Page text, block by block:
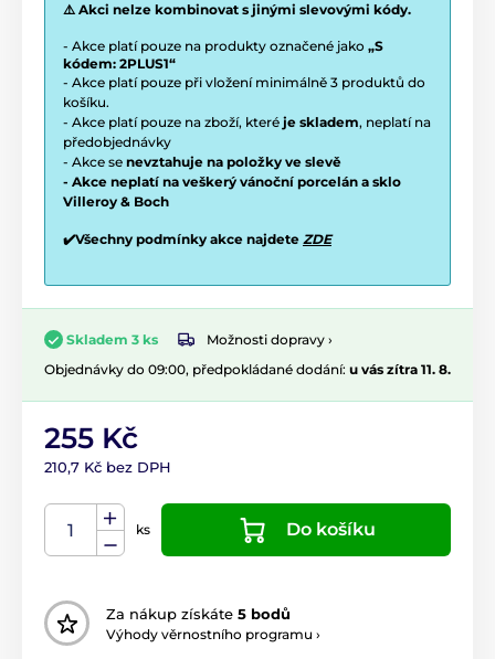
⚠️ Akci nelze kombinovat s jinými slevovými kódy.
- Akce platí pouze na produkty označené jako „S
kódem: 2PLUS1“
- Akce platí pouze při vložení minimálně 3 produktů do
košíku.
- Akce platí pouze na zboží, které je skladem, neplatí na
předobjednávky
- Akce se nevztahuje na položky ve slevě
- Akce neplatí na veškerý vánoční porcelán a sklo
Villeroy & Boch
✔️Všechny podmínky akce najdete ZDE
Skladem 3 ks
Možnosti dopravy ›
Objednávky do 09:00, předpokládané dodání: u vás zítra 11. 8.
255 Kč
210,7 Kč bez DPH
ks Do košíku
Za nákup získáte 5 bodů
Výhody věrnostního programu ›